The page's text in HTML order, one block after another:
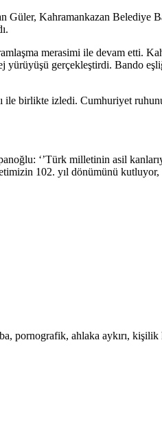
Güler, Kahramankazan Belediye
merasimi ile devam etti.
yürüyüşü gerçekleştirdi. Bando
ile birlikte izledi. Cumhuriyet
‘’Türk milletinin asil
102. yıl dönümünü
pornografik, ahlaka aykırı,